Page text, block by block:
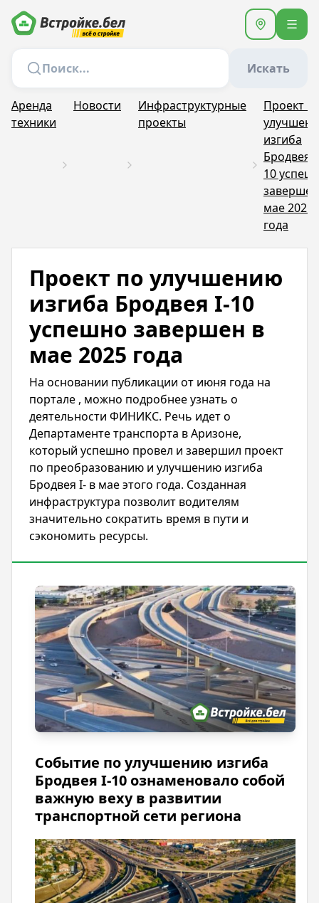
Искать
Аренда
техники
Новости
Инфраструктурные
проекты
Проект
изгиба
Бродвея
10
мае 2025
года
Проект по улучшению
изгиба Бродвея I-10
успешно завершен в
мае 2025 года
На основании публикации от июня года на
портале , можно подробнее узнать о
деятельности ФИНИКС. Речь идет о
Департаменте транспорта в Аризоне,
который успешно провел и завершил проект
по преобразованию и улучшению изгиба
Бродвея I- в мае этого года. Созданная
инфраструктура позволит водителям
значительно сократить время в пути и
сэкономить ресурсы.
Событие по улучшению изгиба
Бродвея I-10 ознаменовало собой
важную веху в развитии
транспортной сети региона